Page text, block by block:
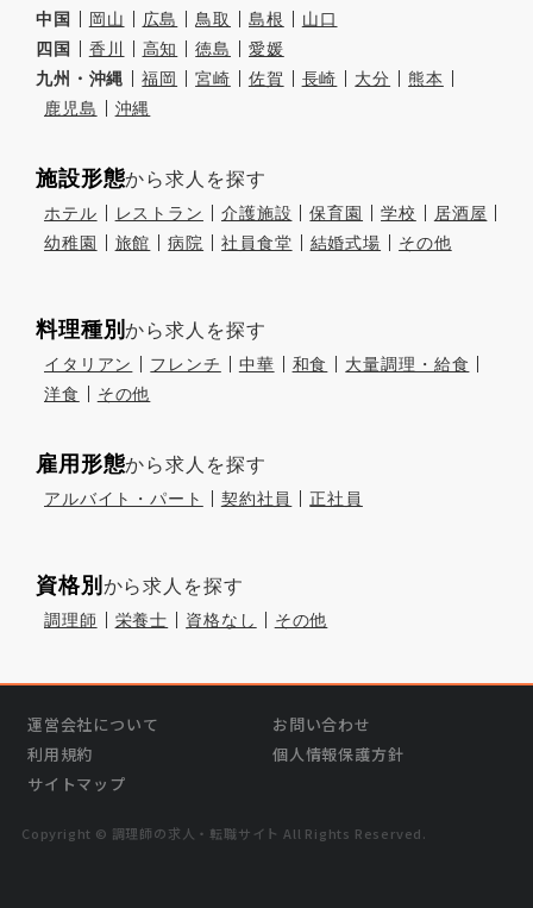
中国
岡山 広島 鳥取 島根
山口
四国
香川 高知 徳島
愛媛
九州・沖縄
福岡 宮崎 佐賀 長崎 大分
熊本
鹿児島
沖縄
施設形態から求人を探す
ホテル レストラン 介護施設 保育園 学校
居酒屋
幼稚園
旅館 病院 社員食堂 結婚式場 その他
料理種別から求人を探す
イタリアン フレンチ 中華 和食
大量調理・給食
洋食
その他
雇用形態から求人を探す
アルバイト・パート 契約社員 正社員
資格別 から求人を探す
調理師 栄養士 資格なし その他
運営会社について
お問い合わせ
利用規約
個人情報保護方針
サイトマップ
Copyright © 調理師の求⼈・転職サイト All Rights Reserved.